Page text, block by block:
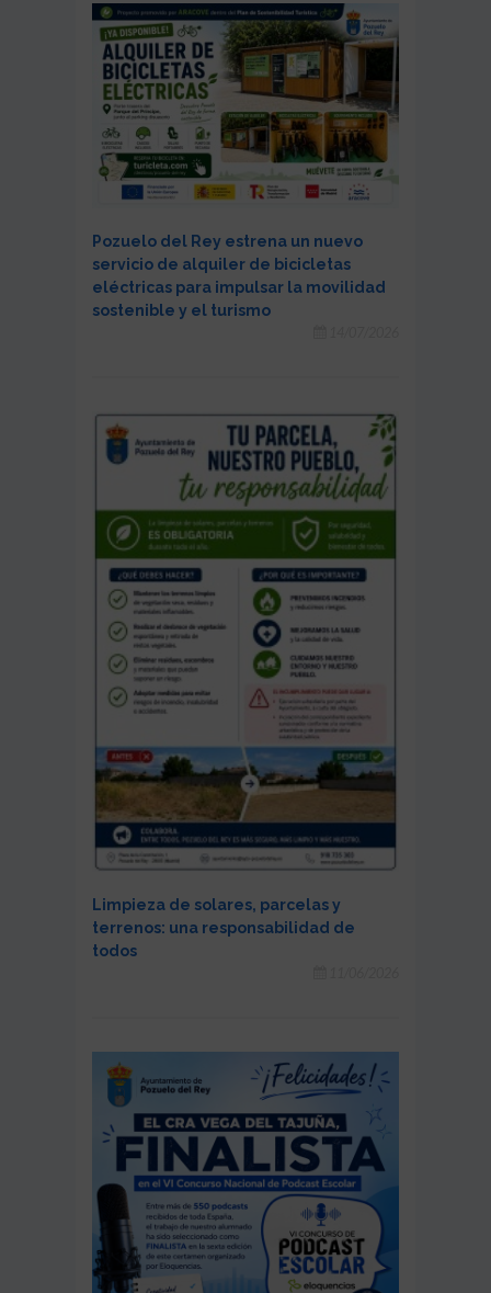
Pozuelo del Rey estrena un nuevo
servicio de alquiler de bicicletas
eléctricas para impulsar la movilidad
sostenible y el turismo
Limpieza de solares, parcelas y
terrenos: una responsabilidad de
todos